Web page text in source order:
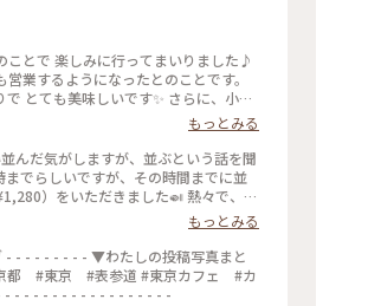
ことで 楽しみに行ってまいりました♪
業するようになったとのことです。
とても美味しいです✨ さらに、小麦
レーです(o^^o) 私たちは、チーズキー
とろ〜り✨ とても美味しかったで
マカレーなどなど💕 次にうかがうの
道駅より徒歩6分 ★総武線千駄ヶ谷駅
りっぷ旅 #ランチ #チーズキーマカレ
もっとみる
んだ気がしますが、並ぶという話を聞
でらしいですが、その時間までに並
）をいただきました🍛 熱々で、少
😂） 何より、スパイスの香りが最高
が残っててまた食べたくなってます
もっとみる
の投稿写真まと
- - - - - - - - - - - - - - - - - -